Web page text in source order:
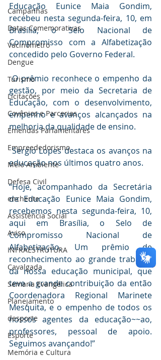
Campanhas
Datas Comemorativas
Vacinômetro
Dengue
Turismo
Licitações
Covênios e Parcerias
Emendas Parlamentares
Empreededorismo
Meio Ambiente
Defesa Civil
enchente
Assistência Social
Aviso
INFRAESTRUTURA
Cavalgada
Semana Evangélica
Planejamento
desporte
Esporte
Memória e Cultura
Educação Eunice Maia Gondim,
recebeu nesta segunda-feira, 10, em
Brasília, o Selo Nacional de
Compromisso com a Alfabetização
concedido pelo Governo Federal.
O prêmio reconhece o empenho da
gestão, por meio da Secretaria de
Educação, com o desenvolvimento,
empenho e avanços alcançados na
melhoria da qualidade de ensino.
Sergio Lopes destaca os avanços na
educação nos últimos quatro anos.
“Hoje, acompanhado da Secretária
de Educação Eunice Maia Gondim,
recebemos nesta segunda-feira, 10,
aqui em Brasília, o Selo de
Compromisso Nacional de
Alfabetização. Um prêmio de
reconhecimento ao grande trabalho
da nossa educação municipal, que
teve a grande contribuição da então
Coordenadora Regional Marinete
Mesquita, e o empenho de todos os
nossos agentes da educação~~ao,
professores, pessoal de apoio.
Seguimos avançando!”